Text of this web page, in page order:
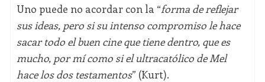
Uno puede no acordar con la “forma de reflejar
sus ideas, pero si su intenso compromiso le hace
sacar todo el buen cine que tiene dentro, que es
mucho, por mí como si el ultracatólico de Mel
hace los dos testamentos” (Kurt).